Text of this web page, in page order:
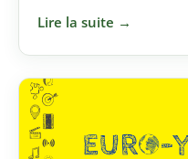
Lire la suite →